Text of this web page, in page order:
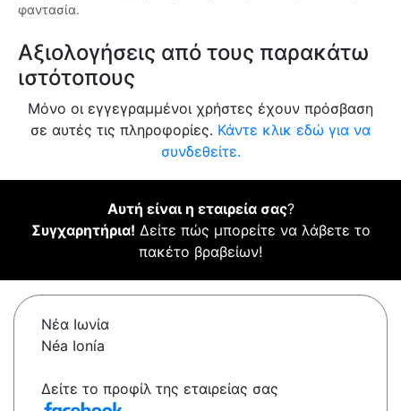
φαντασία.
Αξιολογήσεις από τους παρακάτω
ιστότοπους
Μόνο οι εγγεγραμμένοι χρήστες έχουν πρόσβαση
σε αυτές τις πληροφορίες. Κάντε κλικ εδώ για να
συνδεθείτε.
Αυτή είναι η εταιρεία σας?
Συγχαρητήρια! Δείτε πώς μπορείτε να λάβετε το
πακέτο βραβείων!
Νέα Ιωνία
Néa Ionía
Δείτε το προφίλ της εταιρείας σας